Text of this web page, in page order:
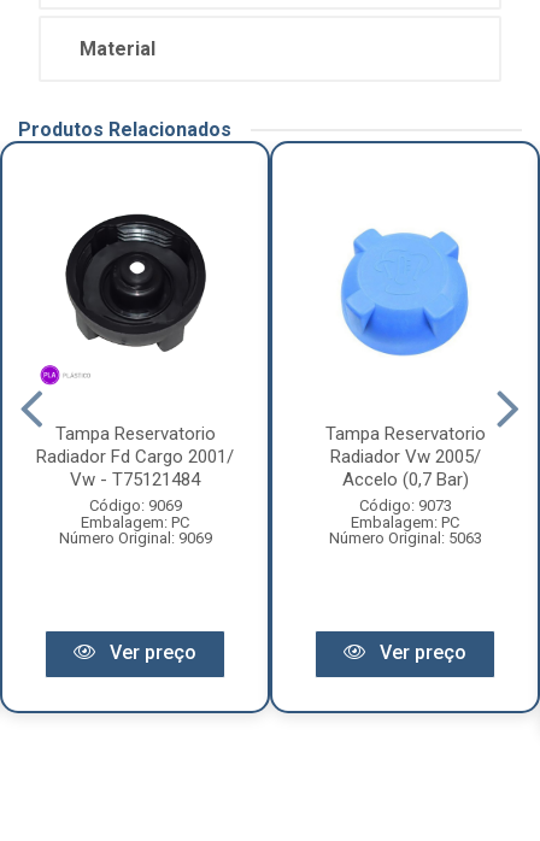
Material
Produtos Relacionados
Tampa Reservatorio
Radiador Fd Cargo 2001/
Vw - T75121484
Código: 9069
Embalagem: PC
Número Original: 9069
Ver preço
Tampa Reservatorio
Radiador Vw 2005/
Accelo (0,7 Bar)
Código: 9073
Embalagem: PC
Número Original: 5063
Ver preço